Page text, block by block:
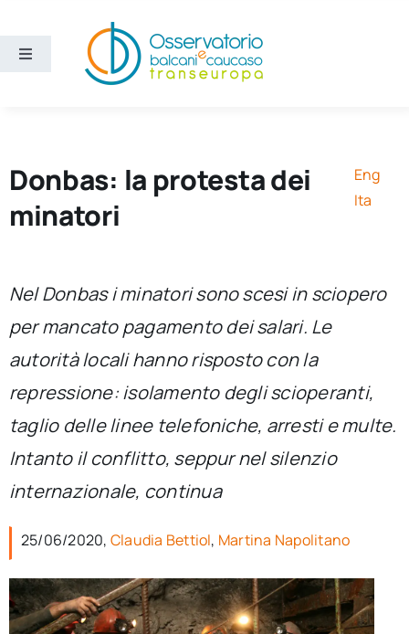
contenuto
Toggle
Ricerca e divulgazione
Sezioni
Cerca
per:
Newsletter
Ita
Donbas: la protesta dei
minatori
Eng
Ita
Nel Donbas i minatori sono scesi in sciopero
per mancato pagamento dei salari. Le
autorità locali hanno risposto con la
repressione: isolamento degli scioperanti,
taglio delle linee telefoniche, arresti e multe.
Intanto il conflitto, seppur nel silenzio
internazionale, continua
25/06/2020, Claudia Bettiol, Martina Napolitano